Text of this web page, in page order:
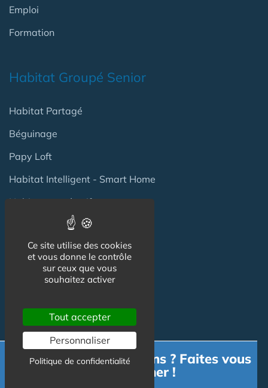
Emploi
Formation
Habitat Groupé Senior
Habitat Partagé
Béguinage
Papy Loft
Habitat Intelligent - Smart Home
Habitat coopératif
Habitat intergénérationnel
Equipement Logement
Aides
Produits
Besoin d'informations ? Faites vous
accompagner !
Ce site utilise des cookies
et vous donne le contrôle
sur ceux que vous
souhaitez activer
Tout accepter
Personnaliser
Politique de confidentialité